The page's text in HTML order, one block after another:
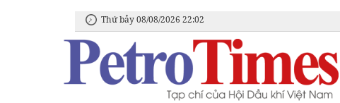
Thứ bảy 08/08/2026 22:02